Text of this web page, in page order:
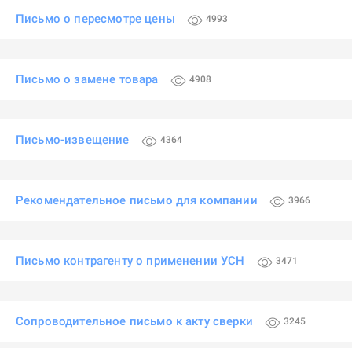
Письмо о пересмотре цены 4993
Письмо о замене товара 4908
Письмо-извещение 4364
Рекомендательное письмо для компании 3966
Письмо контрагенту о применении УСН 3471
Сопроводительное письмо к акту сверки 3245